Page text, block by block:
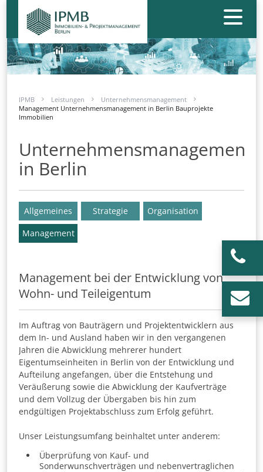
IPMB Leistungen
Unternehmensmanagement
Management Unternehmensmanagement in Berlin Bauprojekte
Immobilien
Unternehmensmanagement
in Berlin
Allgemeines Strategie
Organisation
Management
Management bei der Entwicklung von
Wohn- und Teileigentum
Im Auftrag von Bauträgern und Projektentwicklern aus
dem In- und Ausland haben wir in den vergangenen
Jahren die Abwicklung mehrerer hundert
Eigentumseinheiten in Berlin von der Entwicklung und
Aufteilung angefangen, über die Entstehung und
Veräußerung sowie die Abwicklung der Kaufverträge
und dem Vollzug der Übergaben bis hin zum
endgültigen Projektabschluss zum Erfolg geführt.
Unser Leistungsumfang beinhaltet unter anderem:
Überprüfung von Kauf- und
Sonderwunschverträgen und nebenvertraglichen